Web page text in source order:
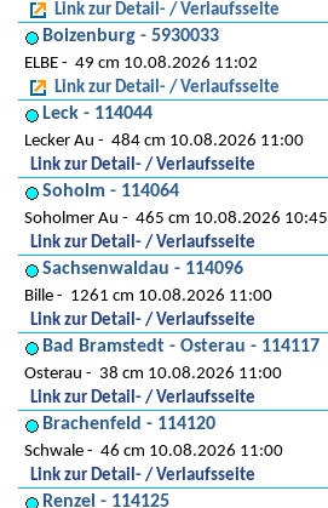
Link zur Detail- / Verlaufsseite
Boizenburg - 5930033
ELBE
49 cm 10.08.2026 11:02
Link zur Detail- / Verlaufsseite
Leck - 114044
Lecker Au
484 cm 10.08.2026 11:00
Link zur Detail- / Verlaufsseite
Soholm - 114064
Soholmer Au
465 cm 10.08.2026 10:45
Link zur Detail- / Verlaufsseite
Sachsenwaldau - 114096
Bille
1261 cm 10.08.2026 11:00
Link zur Detail- / Verlaufsseite
Bad Bramstedt - Osterau - 114117
Osterau
38 cm 10.08.2026 11:00
Link zur Detail- / Verlaufsseite
Brachenfeld - 114120
Schwale
46 cm 10.08.2026 11:00
Link zur Detail- / Verlaufsseite
Renzel - 114125